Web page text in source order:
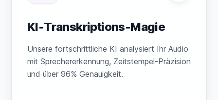
KI-Transkriptions-Magie
Unsere fortschrittliche KI analysiert Ihr Audio
mit Sprechererkennung, Zeitstempel-Präzision
und über 96% Genauigkeit.